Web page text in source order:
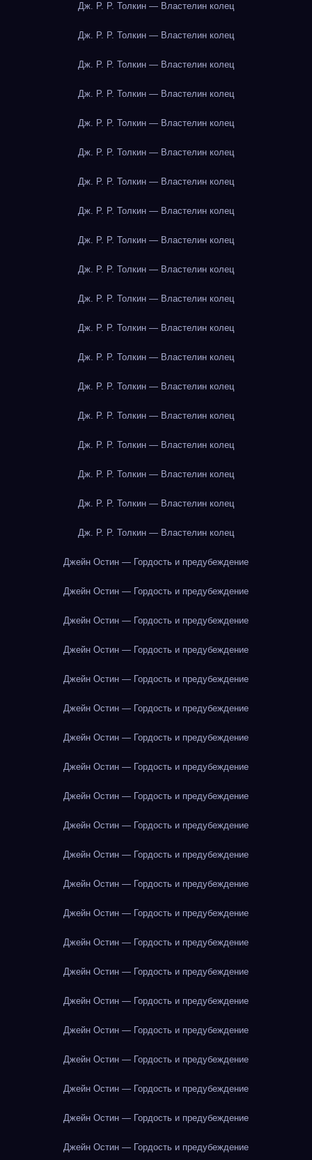
Дж. Р. Р. Толкин — Властелин колец
Дж. Р. Р. Толкин — Властелин колец
Дж. Р. Р. Толкин — Властелин колец
Дж. Р. Р. Толкин — Властелин колец
Дж. Р. Р. Толкин — Властелин колец
Дж. Р. Р. Толкин — Властелин колец
Дж. Р. Р. Толкин — Властелин колец
Дж. Р. Р. Толкин — Властелин колец
Дж. Р. Р. Толкин — Властелин колец
Дж. Р. Р. Толкин — Властелин колец
Дж. Р. Р. Толкин — Властелин колец
Дж. Р. Р. Толкин — Властелин колец
Дж. Р. Р. Толкин — Властелин колец
Дж. Р. Р. Толкин — Властелин колец
Дж. Р. Р. Толкин — Властелин колец
Дж. Р. Р. Толкин — Властелин колец
Дж. Р. Р. Толкин — Властелин колец
Дж. Р. Р. Толкин — Властелин колец
Дж. Р. Р. Толкин — Властелин колец
Джейн Остин — Гордость и предубеждение
Джейн Остин — Гордость и предубеждение
Джейн Остин — Гордость и предубеждение
Джейн Остин — Гордость и предубеждение
Джейн Остин — Гордость и предубеждение
Джейн Остин — Гордость и предубеждение
Джейн Остин — Гордость и предубеждение
Джейн Остин — Гордость и предубеждение
Джейн Остин — Гордость и предубеждение
Джейн Остин — Гордость и предубеждение
Джейн Остин — Гордость и предубеждение
Джейн Остин — Гордость и предубеждение
Джейн Остин — Гордость и предубеждение
Джейн Остин — Гордость и предубеждение
Джейн Остин — Гордость и предубеждение
Джейн Остин — Гордость и предубеждение
Джейн Остин — Гордость и предубеждение
Джейн Остин — Гордость и предубеждение
Джейн Остин — Гордость и предубеждение
Джейн Остин — Гордость и предубеждение
Джейн Остин — Гордость и предубеждение